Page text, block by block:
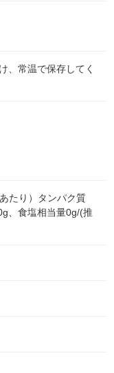
、常温で保存してく
たり）タンパク質
、食塩相当量0g/(推